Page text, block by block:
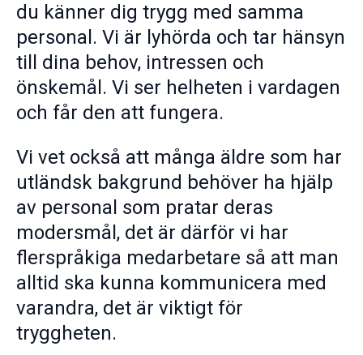
du känner dig trygg med samma
personal. Vi är lyhörda och tar hänsyn
till dina behov, intressen och
önskemål. Vi ser helheten i vardagen
och får den att fungera.
Vi vet också att många äldre som har
utländsk bakgrund behöver ha hjälp
av personal som pratar deras
modersmål, det är därför vi har
flerspråkiga medarbetare så att man
alltid ska kunna kommunicera med
varandra, det är viktigt för
tryggheten.